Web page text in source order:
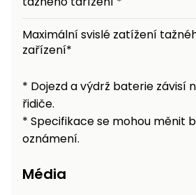
Maximální svislé zatížení
zařízení*
* Dojezd a výdrž baterie závisí
řidiče.
* Specifikace se mohou měnit
oznámení.
Média